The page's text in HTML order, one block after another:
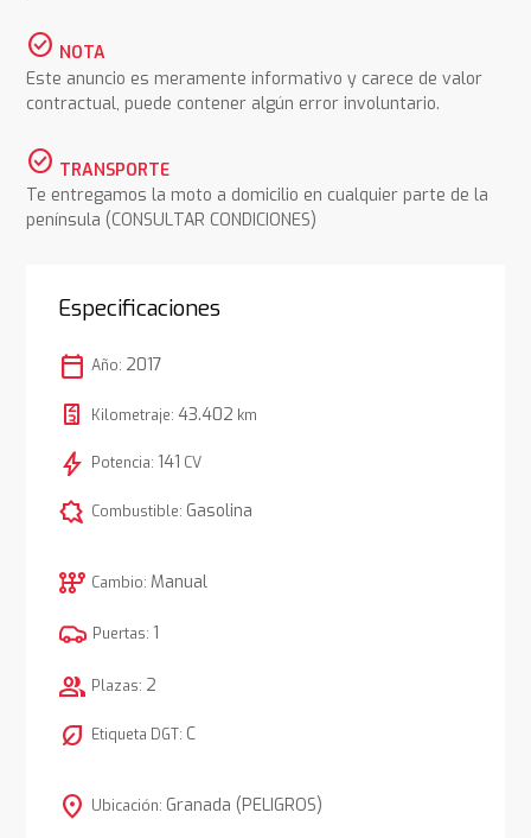
check_circle NOTA
Este anuncio es meramente informativo y carece de valor
contractual, puede contener algún error involuntario.
check_circle TRANSPORTE
Te entregamos la moto a domicilio en cualquier parte de la
península (CONSULTAR CONDICIONES)
Especificaciones
calendar_today Año: 2017
Kilometraje: 43.402 km
bolt Potencia: 141 CV
comic_bubble Combustible: Gasolina
auto_transmission Cambio: Manual
Puertas: 1
group Plazas: 2
nest_eco_leaf Etiqueta DGT: C
location_on Ubicación: Granada (PELIGROS)